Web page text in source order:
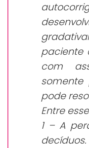
paciente
com
somente
pode
Entre
1 – A